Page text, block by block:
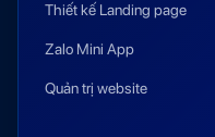
Thiết kế Landing page
Zalo Mini App
Quản trị website